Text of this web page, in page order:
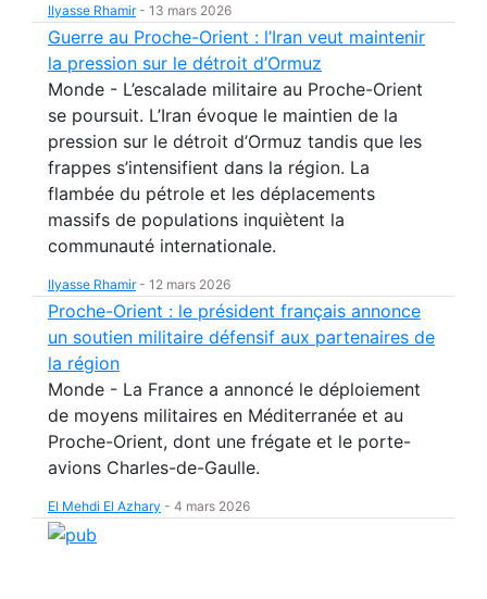
Ilyasse Rhamir- 13 mars 2026
Guerre au Proche-Orient : l’Iran veut maintenir
la pression sur le détroit d’Ormuz
Monde - L’escalade militaire au Proche-Orient
se poursuit. L’Iran évoque le maintien de la
pression sur le détroit d’Ormuz tandis que les
frappes s’intensifient dans la région. La
flambée du pétrole et les déplacements
massifs de populations inquiètent la
communauté internationale.
Ilyasse Rhamir- 12 mars 2026
Proche-Orient : le président français annonce
un soutien militaire défensif aux partenaires de
la région
Monde - La France a annoncé le déploiement
de moyens militaires en Méditerranée et au
Proche-Orient, dont une frégate et le porte-
avions Charles-de-Gaulle.
El Mehdi El Azhary - 4 mars 2026